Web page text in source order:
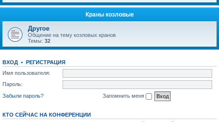
Краны козловые
Другое
Общение на тему козловых кранов
Темы: 32
ВХОД • РЕГИСТРАЦИЯ
Имя пользователя:
Пароль:
Забыли пароль?
Запомнить меня
КТО СЕЙЧАС НА КОНФЕРЕНЦИИ